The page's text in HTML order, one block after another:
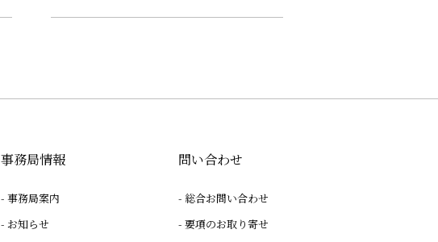
事務局情報
事務局案内
お知らせ
問い合わせ
総合お問い合わせ
要項のお取り寄せ